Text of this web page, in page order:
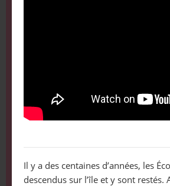
Il y a des centaines d’années, les
descendus sur l’île et y sont restés.